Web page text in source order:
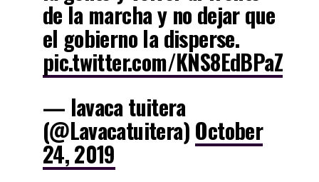
de la marcha y no dejar que
el gobierno la disperse.
pic.twitter.com/KNS8EdBPaZ
— lavaca tuitera
(@Lavacatuitera) October
24, 2019